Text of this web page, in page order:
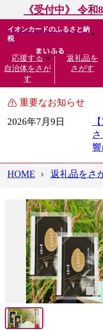
《受付中》 令
イオンカードのふるさと納
税
応援する
自治体をさが
す
返礼品を
さがす
重要なお知らせ
2026年7月9日
HOME 返礼品をさ